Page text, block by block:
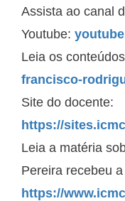
Assista ao canal
Youtube:
Leia os
francisco-
Site do docente:
https://
Leia a matéria
Pereira recebeu
https://